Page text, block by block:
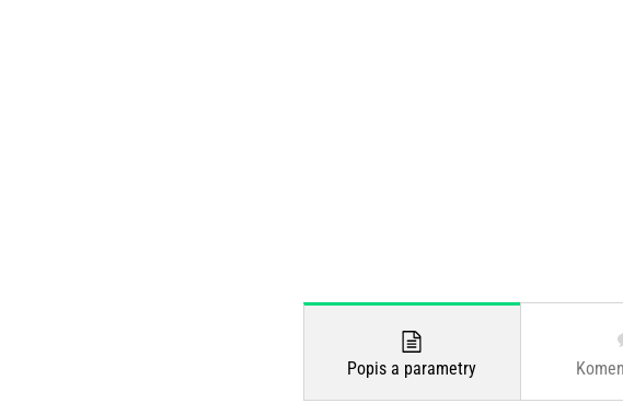
Popis a parametry